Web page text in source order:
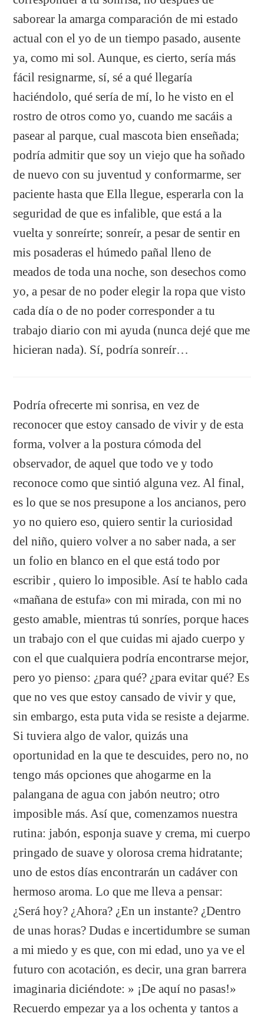
saborear la amarga comparación de mi estado
actual con el yo de un tiempo pasado, ausente
ya, como mi sol. Aunque, es cierto, sería más
fácil resignarme, sí, sé a qué llegaría
haciéndolo, qué sería de mí, lo he visto en el
rostro de otros como yo, cuando me sacáis a
pasear al parque, cual mascota bien enseñada;
podría admitir que soy un viejo que ha soñado
de nuevo con su juventud y conformarme, ser
paciente hasta que Ella llegue, esperarla con la
seguridad de que es infalible, que está a la
vuelta y sonreírte; sonreír, a pesar de sentir en
mis posaderas el húmedo pañal lleno de
meados de toda una noche, son desechos como
yo, a pesar de no poder elegir la ropa que visto
cada día o de no poder corresponder a tu
trabajo diario con mi ayuda (nunca dejé que me
hicieran nada). Sí, podría sonreír…
Podría ofrecerte mi sonrisa, en vez de
reconocer que estoy cansado de vivir y de esta
forma, volver a la postura cómoda del
observador, de aquel que todo ve y todo
reconoce como que sintió alguna vez. Al final,
es lo que se nos presupone a los ancianos, pero
yo no quiero eso, quiero sentir la curiosidad
del niño, quiero volver a no saber nada, a ser
un folio en blanco en el que está todo por
escribir , quiero lo imposible. Así te hablo cada
«mañana de estufa» con mi mirada, con mi no
gesto amable, mientras tú sonríes, porque haces
un trabajo con el que cuidas mi ajado cuerpo y
con el que cualquiera podría encontrarse mejor,
pero yo pienso: ¿para qué? ¿para evitar qué? Es
que no ves que estoy cansado de vivir y que,
sin embargo, esta puta vida se resiste a dejarme.
Si tuviera algo de valor, quizás una
oportunidad en la que te descuides, pero no, no
tengo más opciones que ahogarme en la
palangana de agua con jabón neutro; otro
imposible más. Así que, comenzamos nuestra
rutina: jabón, esponja suave y crema, mi cuerpo
pringado de suave y olorosa crema hidratante;
uno de estos días encontrarán un cadáver con
hermoso aroma. Lo que me lleva a pensar:
¿Será hoy? ¿Ahora? ¿En un instante? ¿Dentro
de unas horas? Dudas e incertidumbre se suman
a mi miedo y es que, con mi edad, uno ya ve el
futuro con acotación, es decir, una gran barrera
imaginaria diciéndote: » ¡De aquí no pasas!»
Recuerdo empezar ya a los ochenta y tantos a